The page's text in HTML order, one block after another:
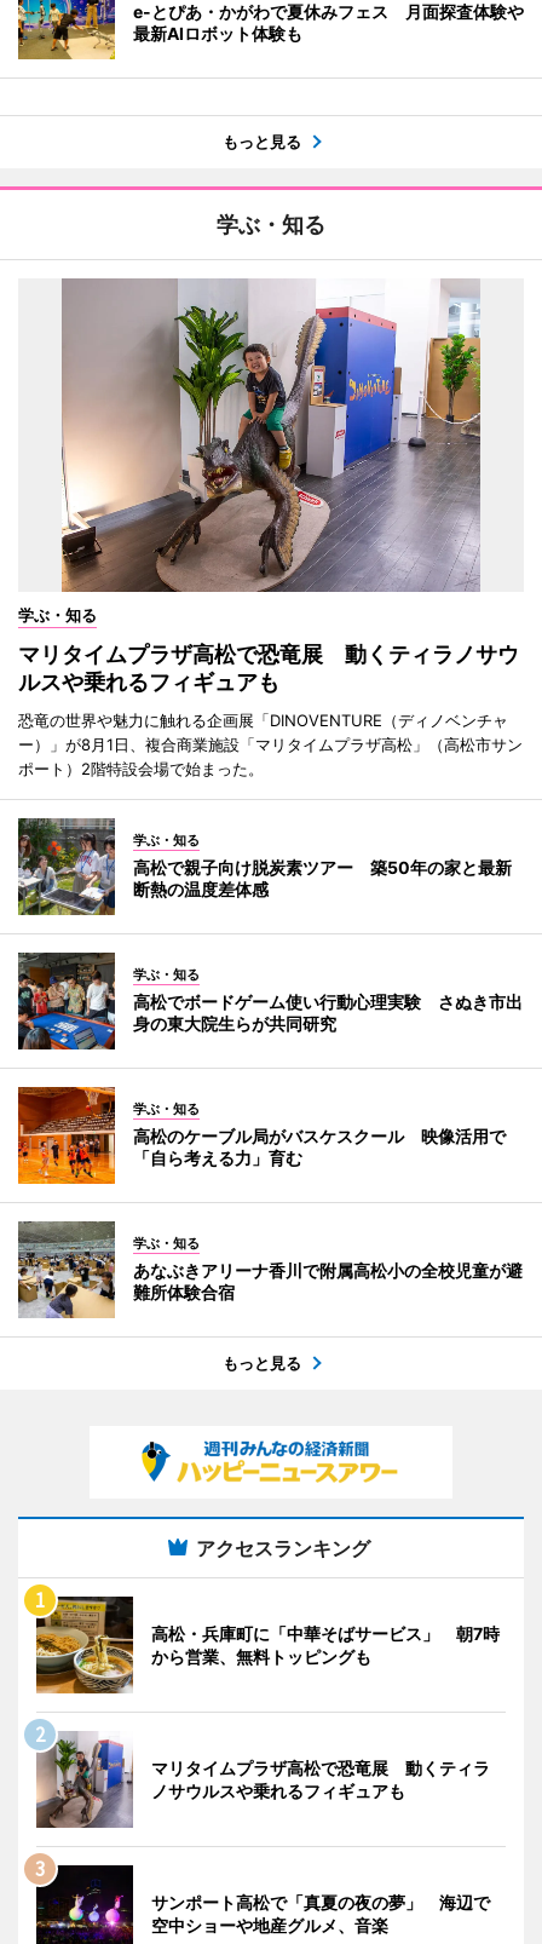
e-とぴあ・かがわで夏休みフェス 月面探査体験や
最新AIロボット体験も
もっと見る
学ぶ・知る
学ぶ・知る
マリタイムプラザ高松で恐竜展 動くティラノサウ
ルスや乗れるフィギュアも
恐竜の世界や魅力に触れる企画展「DINOVENTURE（ディノベンチャ
ー）」が8月1日、複合商業施設「マリタイムプラザ高松」（高松市サン
ポート）2階特設会場で始まった。
学ぶ・知る
高松で親子向け脱炭素ツアー 築50年の家と最新
断熱の温度差体感
学ぶ・知る
高松でボードゲーム使い行動心理実験 さぬき市出
身の東大院生らが共同研究
学ぶ・知る
高松のケーブル局がバスケスクール 映像活用で
「自ら考える力」育む
学ぶ・知る
あなぶきアリーナ香川で附属高松小の全校児童が避
難所体験合宿
もっと見る
アクセスランキング
高松・兵庫町に「中華そばサービス」 朝7時
から営業、無料トッピングも
マリタイムプラザ高松で恐竜展 動くティラ
ノサウルスや乗れるフィギュアも
サンポート高松で「真夏の夜の夢」 海辺で
空中ショーや地産グルメ、音楽